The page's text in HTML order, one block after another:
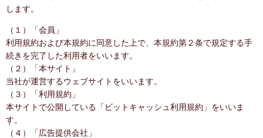
します。
（１）「会員」
利用規約および本規約に同意した上で、本規約第２条で規定する手
続きを完了した利用者をいいます。
（２）「本サイト」
当社が運営するウェブサイトをいいます。
（３）「利用規約」
本サイトで公開している「ビットキャッシュ利用規約」をいいま
す。
（４）「広告提供会社」